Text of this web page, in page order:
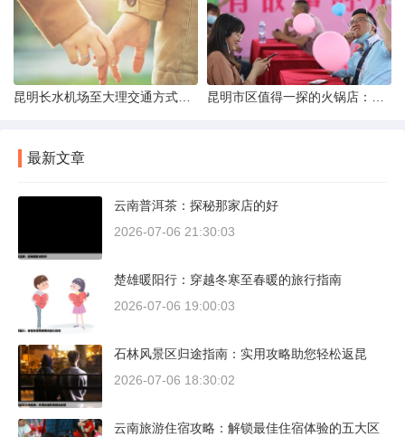
最新文章
云南普洱茶：探秘那家店的好
2026-07-06 21:30:03
楚雄暖阳行：穿越冬寒至春暖的旅行指南
2026-07-06 19:00:03
石林风景区归途指南：实用攻略助您轻松返昆
2026-07-06 18:30:02
云南旅游住宿攻略：解锁最佳住宿体验的五大区